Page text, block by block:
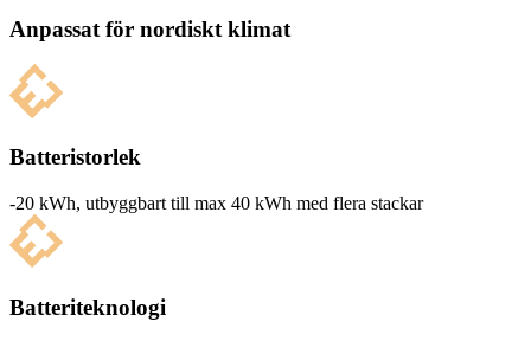
Anpassat för nordiskt klimat
Batteristorlek
-20 kWh, utbyg­g­bart till max 40 kWh med flera stackar
Batteriteknologi